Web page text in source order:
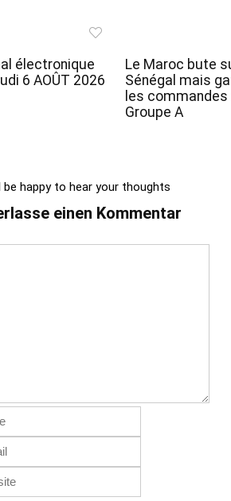
électronique
6 AOÛT 2026
Le Maroc bute
Sénégal mais
les commandes
Groupe A
be happy to hear your thoughts
einen Kommentar